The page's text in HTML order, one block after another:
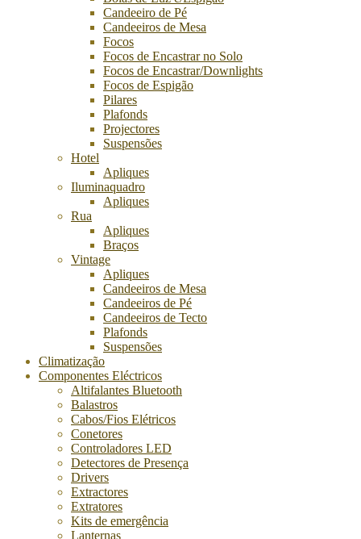
Candeeiro de Pé
Candeeiros de Mesa
Focos
Focos de Encastrar no Solo
Focos de Encastrar/Downlights
Focos de Espigão
Pilares
Plafonds
Projectores
Suspensões
Hotel
Apliques
Iluminaquadro
Apliques
Rua
Apliques
Braços
Vintage
Apliques
Candeeiros de Mesa
Candeeiros de Pé
Candeeiros de Tecto
Plafonds
Suspensões
Climatização
Componentes Eléctricos
Altifalantes Bluetooth
Balastros
Cabos/Fios Elétricos
Conetores
Controladores LED
Detectores de Presença
Drivers
Extractores
Extratores
Kits de emergência
Lanternas